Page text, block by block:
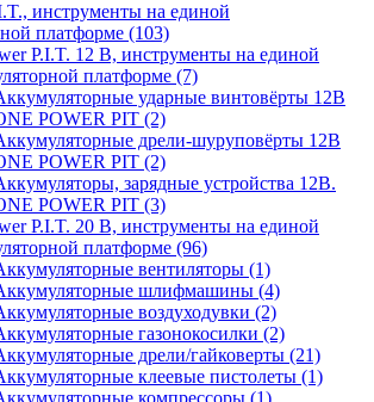
инструменты на единой
платформе (103)
P.I.T. 12 В, инструменты на единой
платформе (7)
ударные винтовёрты 12В
POWER PIT (2)
дрели-шуруповёрты 12В
POWER PIT (2)
зарядные устройства 12В.
POWER PIT (3)
P.I.T. 20 В, инструменты на единой
платформе (96)
вентиляторы (1)
шлифмашины (4)
воздуходувки (2)
газонокосилки (2)
дрели/гайковерты (21)
клеевые пистолеты (1)